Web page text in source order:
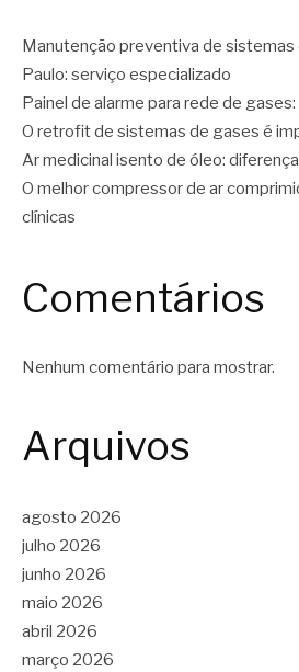
Manutenção preventiva de sistemas
Paulo: serviço especializado
Painel de alarme para rede de
O retrofit de sistemas de gases é
Ar medicinal isento de óleo:
O melhor compressor de ar
clínicas
Comentários
Nenhum comentário para mostrar.
Arquivos
agosto 2026
julho 2026
junho 2026
maio 2026
abril 2026
março 2026